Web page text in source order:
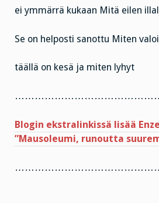
ei ymmärrä kukaan Mitä eilen
Se on helposti sanottu Miten
täällä on kesä ja miten lyhyt
Blogin ekstralinkissä lisää
”Mausoleumi, runoutta